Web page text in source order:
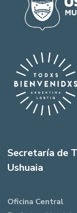
Secretaría de
Ushuaia
Oficina Central